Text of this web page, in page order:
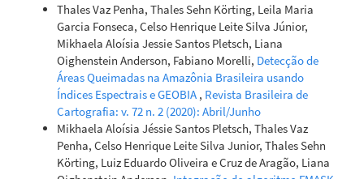
Thales Vaz Penha, Thales Sehn Körting, Leila Maria
Garcia Fonseca, Celso Henrique Leite Silva Júnior,
Mikhaela Aloísia Jessie Santos Pletsch, Liana
Oighenstein Anderson, Fabiano Morelli, Detecção de
Áreas Queimadas na Amazônia Brasileira usando
Índices Espectrais e GEOBIA , Revista Brasileira de
Cartografia: v. 72 n. 2 (2020): Abril/Junho
Mikhaela Aloísia Jéssie Santos Pletsch, Thales Vaz
Penha, Celso Henrique Leite Silva Junior, Thales Sehn
Körting, Luiz Eduardo Oliveira e Cruz de Aragão, Liana